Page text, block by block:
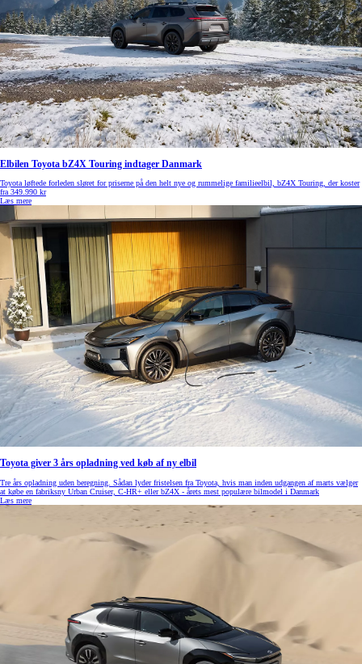
Elbilen Toyota bZ4X Touring indtager Danmark
Toyota løftede forleden sløret for priserne på den helt nye og rummelige familieelbil, bZ4X Touring, der koster
fra 349.990 kr
Læs mere
Toyota giver 3 års opladning ved køb af ny elbil
Tre års opladning uden beregning. Sådan lyder fristelsen fra Toyota, hvis man inden udgangen af marts vælger
at købe en fabriksny Urban Cruiser, C-HR+ eller bZ4X - årets mest populære bilmodel i Danmark
Læs mere